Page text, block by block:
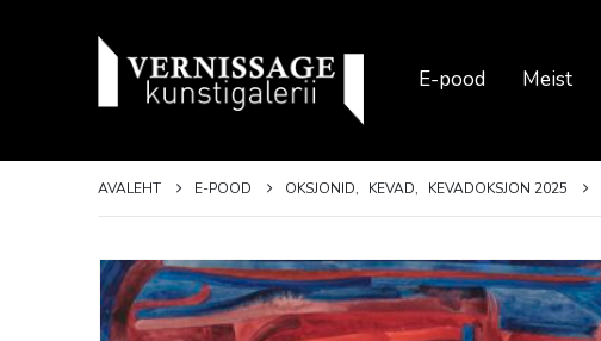
E-pood Meist
AVALEHT E-POOD OKSJONID, KEVAD, KEVADOKSJON 2025